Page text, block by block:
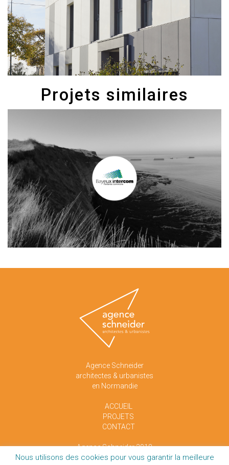
Projets similaires
Agence Schneider
architectes & urbanistes
en Normandie
ACCUEIL
PROJETS
CONTACT
Agence Schneider 2018
Mentions légales
Nous utilisons des cookies pour vous garantir la meilleure